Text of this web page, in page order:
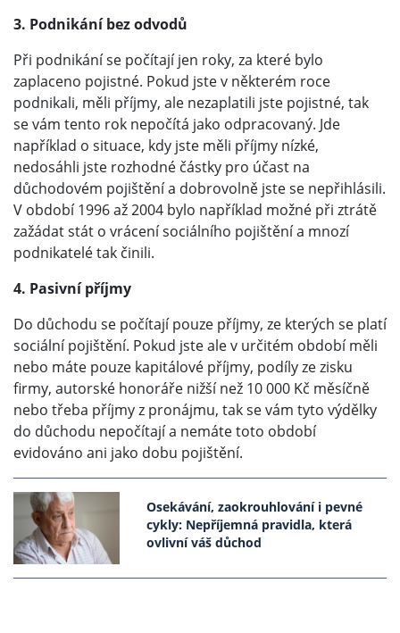
3. Podnikání bez odvodů
Při podnikání se počítají jen roky, za které bylo
zaplaceno pojistné. Pokud jste v některém roce
podnikali, měli příjmy, ale nezaplatili jste pojistné, tak
se vám tento rok nepočítá jako odpracovaný. Jde
například o situace, kdy jste měli příjmy nízké,
nedosáhli jste rozhodné částky pro účast na
důchodovém pojištění a dobrovolně jste se nepřihlásili.
V období 1996 až 2004 bylo například možné při ztrátě
zažádat stát o vrácení sociálního pojištění a mnozí
podnikatelé tak činili.
4. Pasivní příjmy
Do důchodu se počítají pouze příjmy, ze kterých se platí
sociální pojištění. Pokud jste ale v určitém období měli
nebo máte pouze kapitálové příjmy, podíly ze zisku
firmy, autorské honoráře nižší než 10 000 Kč měsíčně
nebo třeba příjmy z pronájmu, tak se vám tyto výdělky
do důchodu nepočítají a nemáte toto období
evidováno ani jako dobu pojištění.
Osekávání, zaokrouhlování i pevné
cykly: Nepříjemná pravidla, která
ovlivní váš důchod